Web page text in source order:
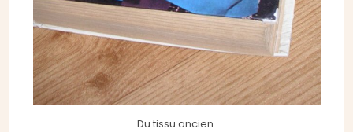
Du tissu ancien.